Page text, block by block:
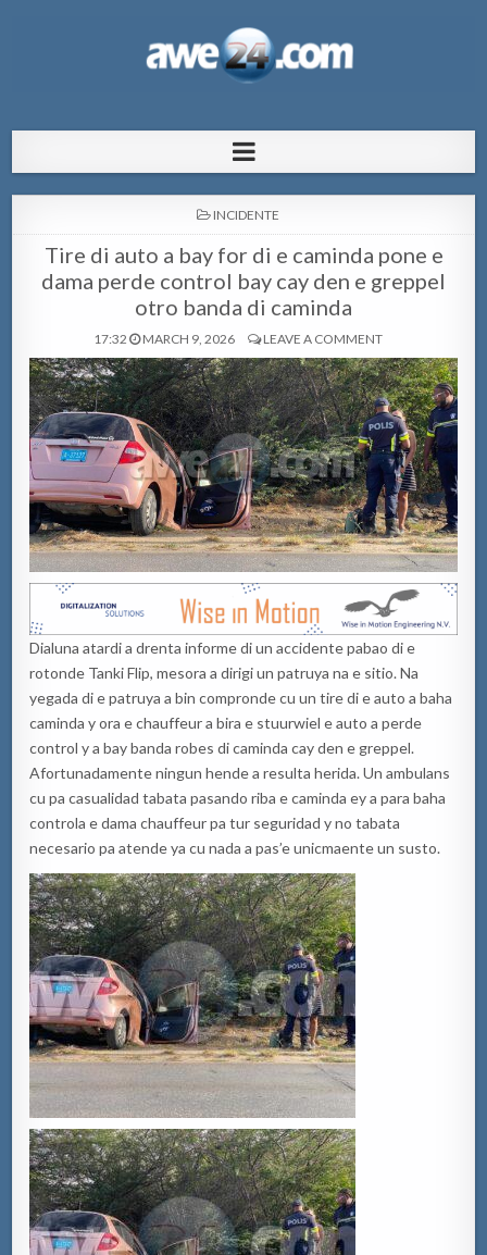
pa Aruba
POSTED
INCIDENTE
Tire di auto a bay for di e caminda pone e
dama perde control bay cay den e greppel
otro banda di caminda
17:32 MARCH 9, 2026 LEAVE A COMMENT
Dialuna atardi a drenta informe di un accidente pabao di e
rotonde Tanki Flip, mesora a dirigi un patruya na e sitio. Na
yegada di e patruya a bin compronde cu un tire di e auto a baha
caminda y ora e chauffeur a bira e stuurwiel e auto a perde
control y a bay banda robes di caminda cay den e greppel.
Afortunadamente ningun hende a resulta herida. Un ambulans
cu pa casualidad tabata pasando riba e caminda ey a para baha
controla e dama chauffeur pa tur seguridad y no tabata
necesario pa atende ya cu nada a pas’e unicmaente un susto.